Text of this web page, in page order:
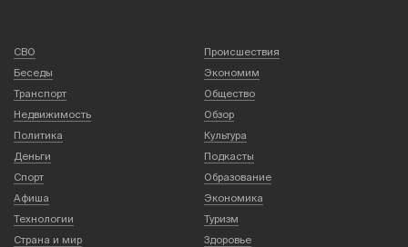
СВО
Происшествия
Беседы
Экономим
Транспорт
Общество
Недвижимость
Обзор
Политика
Культура
Деньги
Подкасты
Спорт
Образование
Афиша
Экономика
Технологии
Туризм
Страна и мир
Здоровье